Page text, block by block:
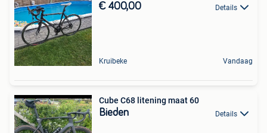
€ 400,00 Details
Kruibeke Vandaag
Cube C68 litening maat 60
Bieden Details